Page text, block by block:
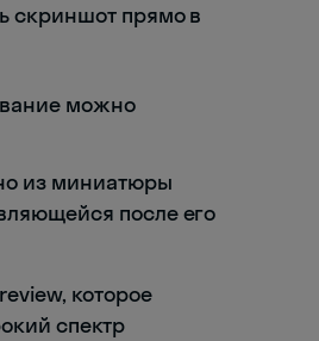
скриншот прямо в
можно
из миниатюры
после его
которое
спектр